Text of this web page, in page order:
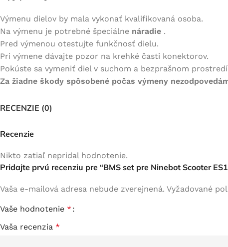
Výmenu dielov by mala vykonať kvalifikovaná osoba.
Na výmenu je potrebné špeciálne náradie .
Pred výmenou otestujte funkčnosť dielu.
Pri výmene dávajte pozor na krehké časti konektorov.
Pokúste sa vymeniť diel v suchom a bezprašnom
Za žiadne škody spôsobené počas výmeny
RECENZIE (0)
Recenzie
Nikto zatiaľ nepridal hodnotenie.
Pridajte prvú recenziu pre “BMS set pre Ninebot Scooter ES1
Vaša e-mailová adresa nebude zverejnená. Vyžadované
Vaše hodnotenie *
Vaša recenzia *